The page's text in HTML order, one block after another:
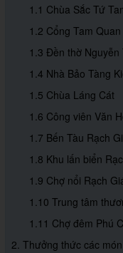
1.1 Chùa Sắc Tứ
1.2 Cổng Tam Quan
1.3 Đền thờ Nguyễn
1.4 Nhà Bảo Tàng
1.5 Chùa Láng Cát
1.6 Công viên Văn
1.7 Bến Tàu Rạch
1.8 Khu lấn biển
1.9 Chợ nổi Rạch
1.10 Trung tâm
1.11 Chợ đêm Phú
2. Thưởng thức các